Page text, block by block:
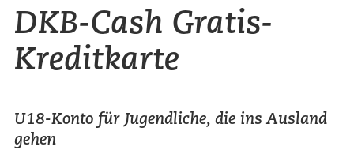
DKB-Cash Gratis-
Kreditkarte
U18-Konto für Jugendliche, die ins Ausland
gehen